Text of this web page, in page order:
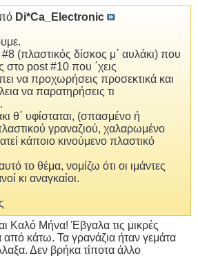
Di*Ca_Electronic
(πλαστικός δίσκος μ΄ αυλάκι) που
στο post #10 που ΄χεις
να προχωρήσεις προσεκτικά και
να παρατηρήσεις τι
θ΄ υφίσταται, (σπασμένο ή
γραναζιού, χαλαρωμένο
κάποιο κινούμενο πλαστικό
το θέμα, νομίζω ότι οι ιμάντες
κι αναγκαίοι.
Καλό Μήνα! Έβγαλα τις μικρές
από κάτω. Τα γρανάζια ήταν γεμάτα
Δεν βρήκα τίποτα άλλο